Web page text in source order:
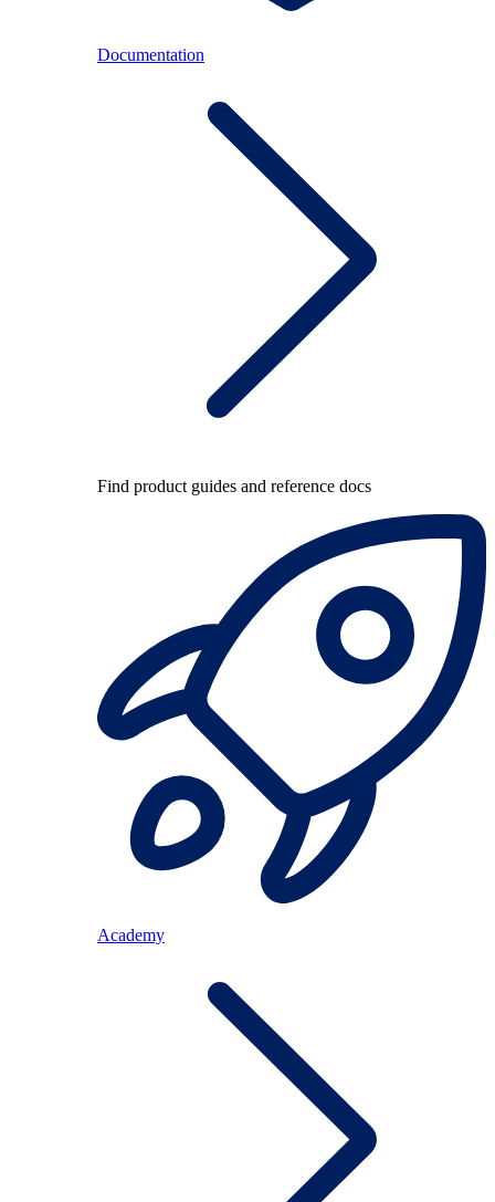
Documentation
Find product guides and reference docs
Academy